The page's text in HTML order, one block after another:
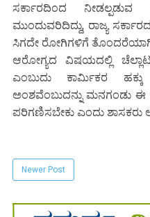
ಸರ್ಕಾರದಿಂದ ನೀಡಲ್ಪಡುವ
ಮುಂದುವರಿದಿದ್ದು, ರಾಜ್ಯ
ಸಿಗದೇ ರೋಗಿಗಳಿಗೆ
ಆರೋಗ್ಯದ ವಿಷಯದಲ್ಲಿ
ಎಂಬುದು ಕಾರ್ಮಿಕರ
ಅಂಶವೆಂಬುದನ್ನು ಮನಗಂಡು ಈ
ಪರಿಗಣಿಸಬೇಕು ಎಂದು ಶಾಸಕರು
Newer Post